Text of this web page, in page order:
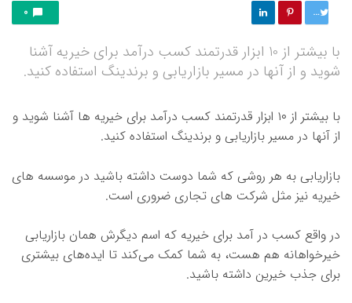
توییت 0
با بیشتر از 10 ابزار قدرتمند کسب درآمد برای خیریه آشنا
شوید و از آنها در مسیر بازاریابی و برندینگ استفاده کنید.
با بیشتر از ۱۰ ابزار قدرتمند کسب درآمد برای خیریه ها آشنا شوید و
از آنها در مسیر بازاریابی و برندینگ استفاده کنید.
بازاریابی به هر روشی که شما دوست داشته باشید در موسسه های
خیریه نیز مثل شرکت های تجاری ضروری است.
در واقع کسب در آمد برای خیریه که اسم دیگرش همان بازاریابی
خیرخواهانه هم هست، به شما کمک می‌کند تا ایده‌های بیشتری
برای جذب خیرین داشته باشید.